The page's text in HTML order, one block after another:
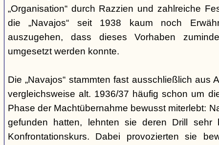
„Organisation“ durch Razzien und zahlreiche
die „Navajos“ seit 1938 kaum noch
auszugehen, dass dieses Vorhaben
umgesetzt werden konnte.
Die „Navajos“ stammten fast ausschließlich aus
vergleichsweise alt. 1936/37 häufig schon um
Phase der Machtübernahme bewusst miterlebt:
gefunden hatten, lehnten sie deren Drill
Konfrontationskurs. Dabei provozierten sie